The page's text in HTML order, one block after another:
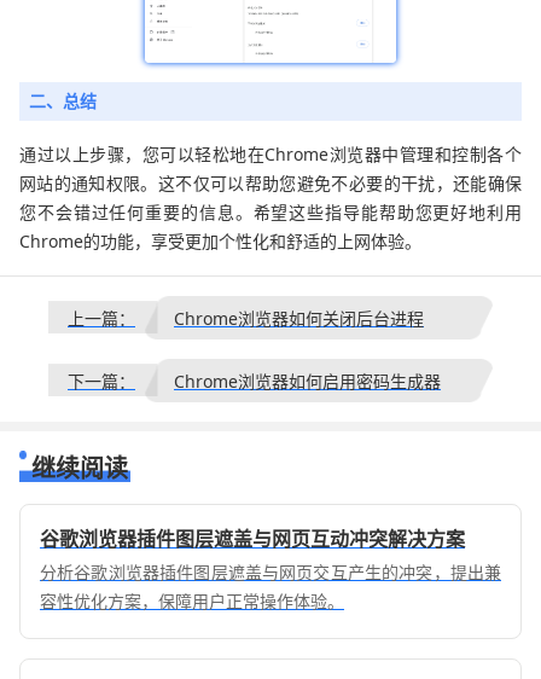
二、总结
通过以上步骤，您可以轻松地在Chrome浏览器中管理和控制各个
网站的通知权限。这不仅可以帮助您避免不必要的干扰，还能确保
您不会错过任何重要的信息。希望这些指导能帮助您更好地利用
Chrome的功能，享受更加个性化和舒适的上网体验。
上一篇： Chrome浏览器如何关闭后台进程
下一篇： Chrome浏览器如何启用密码生成器
继续阅读
谷歌浏览器插件图层遮盖与网页互动冲突解决方案
分析谷歌浏览器插件图层遮盖与网页交互产生的冲突，提出兼
容性优化方案，保障用户正常操作体验。